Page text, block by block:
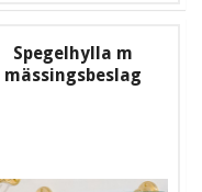
Spegelhylla m
mässingsbeslag